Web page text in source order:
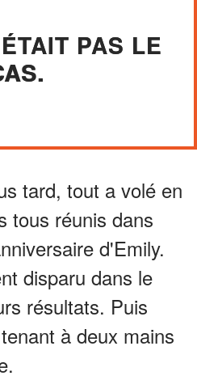
PAS LE
tard, tout a volé en
tous réunis dans
d'Emily.
disparu dans le
résultats. Puis
à deux mains